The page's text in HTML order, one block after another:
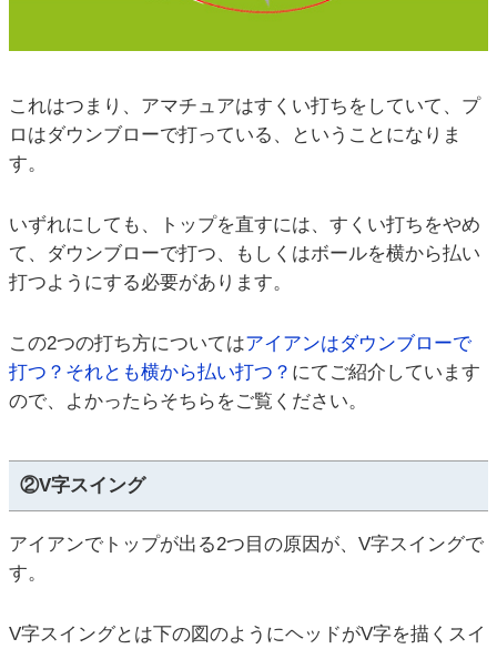
これはつまり、アマチュアはすくい打ちをしていて、プ
ロはダウンブローで打っている、ということになりま
す。
いずれにしても、トップを直すには、すくい打ちをやめ
て、ダウンブローで打つ、もしくはボールを横から払い
打つようにする必要があります。
この2つの打ち方についてはアイアンはダウンブローで
打つ？それとも横から払い打つ？ にてご紹介しています
ので、よかったらそちらをご覧ください。
②V字スイング
アイアンでトップが出る2つ目の原因が、V字スイングで
す。
V字スイングとは下の図のようにヘッドがV字を描くスイ